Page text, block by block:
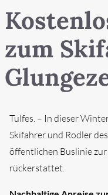
» ÜBERSICHT
» PARTNER
» AKTUELLES &
» FAKTEN &
Schnellanfrage
Highlights
Unterkünfte
zum
Tulfes. – In dieser
Skifahrer und Rodler
öffentlichen Buslinie
rückerstattet.